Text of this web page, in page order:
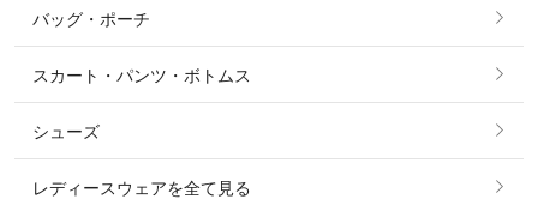
シャツ・ブラウス・ワンピース
ソックス
ベルト
すべてのアクセサリー
リング
ピアス・イヤリング
バッグ・ポーチ
スカート・パンツ・ボトムス
シューズ
レディースウェアを全て見る